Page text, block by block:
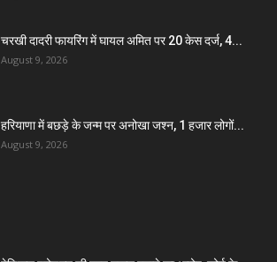
चरखी दादरी फायरिंग में घायल अमित पर 20 केस दर्ज, 4...
August 9, 2026
हरियाणा में बछड़े के जन्म पर अनोखा जश्न, 1 हजार लोगों...
August 9, 2026